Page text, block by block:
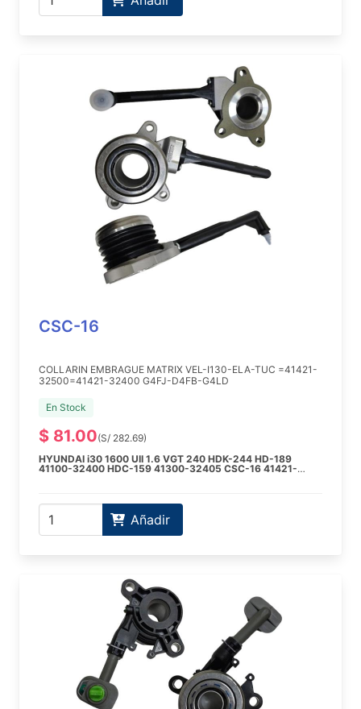
CSC-16
COLLARIN EMBRAGUE MATRIX VEL-I130-ELA-TUC =41421-
32500=41421-32400 G4FJ-D4FB-G4LD
En Stock
$ 81.00(S/ 282.69)
HYUNDAI i30 1600 UII 1.6 VGT 240 HDK-244 HD-189
41100-32400 HDC-159 41300-32405 CSC-16 41421-
41421-32300
Añadir